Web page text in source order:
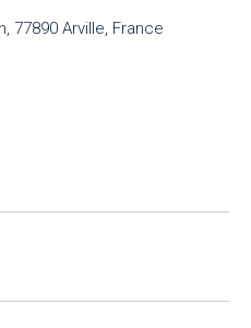
77890 Arville, France